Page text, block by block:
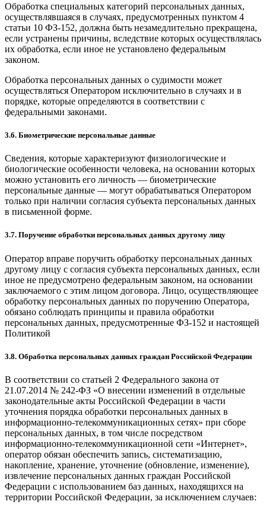
Обработка специальных категорий персональных данных,
осуществлявшаяся в случаях, предусмотренных пунктом 4
статьи 10 ФЗ-152, должна быть незамедлительно прекращена,
если устранены причины, вследствие которых осуществлялась
их обработка, если иное не установлено федеральным
законом.
Обработка персональных данных о судимости может
осуществляться Оператором исключительно в случаях и в
порядке, которые определяются в соответствии с
федеральными законами.
3.6. Биометрические персональные данные
Сведения, которые характеризуют физиологические и
биологические особенности человека, на основании которых
можно установить его личность — биометрические
персональные данные — могут обрабатываться Оператором
только при наличии согласия субъекта персональных данных
в письменной форме.
3.7. Поручение обработки персональных данных другому лицу
Оператор вправе поручить обработку персональных данных
другому лицу с согласия субъекта персональных данных, если
иное не предусмотрено федеральным законом, на основании
заключаемого с этим лицом договора. Лицо, осуществляющее
обработку персональных данных по поручению Оператора,
обязано соблюдать принципы и правила обработки
персональных данных, предусмотренные ФЗ-152 и настоящей
Политикой
3.8. Обработка персональных данных граждан Российской Федерации
В соответствии со статьей 2 Федерального закона от
21.07.2014 № 242-ФЗ «О внесении изменений в отдельные
законодательные акты Российской Федерации в части
уточнения порядка обработки персональных данных в
информационно-телекоммуникационных сетях» при сборе
персональных данных, в том числе посредством
информационно-телекоммуникационной сети «Интернет»,
оператор обязан обеспечить запись, систематизацию,
накопление, хранение, уточнение (обновление, изменение),
извлечение персональных данных граждан Российской
Федерации с использованием баз данных, находящихся на
территории Российской Федерации, за исключением случаев: